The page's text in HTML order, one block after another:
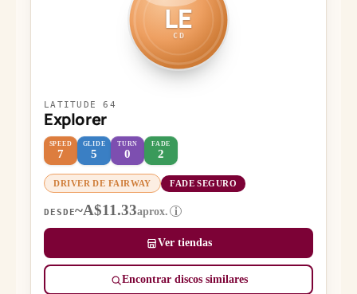
LE
CD
LATITUDE 64
Explorer
SPEED
7
GLIDE
5
TURN
0
FADE
2
DRIVER DE FAIRWAY FADE SEGURO
DESDE~A$11.33aprox. i
Ver tiendas
Encontrar discos similares